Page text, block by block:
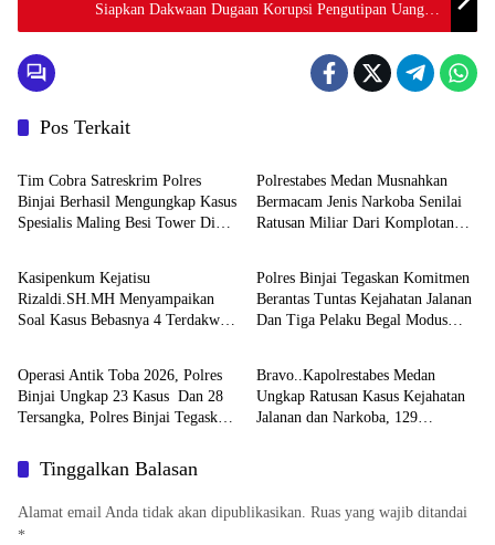
Siapkan Dakwaan Dugaan Korupsi Pengutipan Uang
Seleksi PPPK Kabupaten Madina TA 2023
Pos Terkait
Hukum & Kriminal
Tim Cobra Satreskrim Polres
Binjai Berhasil Mengungkap Kasus
Spesialis Maling Besi Tower Di
Polrestabes Medan Musnahkan
Bermacam Jenis Narkoba Senilai
Ratusan Miliar Dari Komplotan
Hukum & Kriminal
Kasipenkum Kejatisu
Rizaldi.SH.MH Menyampaikan
Soal Kasus Bebasnya 4 Terdakwa
Banding
Hukum & Kriminal
Polres Binjai Tegaskan Komitmen
Berantas Tuntas Kejahatan Jalanan
Dan Tiga Pelaku Begal Modus
Hukum & Kriminal
Operasi Antik Toba 2026, Polres
Binjai Ungkap 23 Kasus Dan 28
Tersangka, Polres Binjai Tegaskan
Wilayah Hukumnya
Hukum & Kriminal
Bravo..Kapolrestabes Medan
Ungkap Ratusan Kasus Kejahatan
Jalanan dan Narkoba, 129
Tinggalkan Balasan
Alamat email Anda tidak akan dipublikasikan. Ruas yang wajib ditandai
*